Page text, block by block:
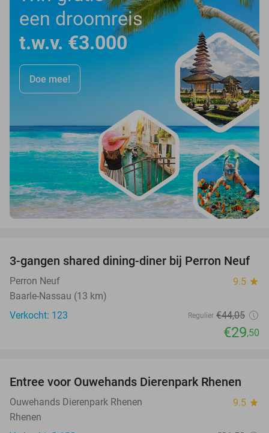
een droomreis
t.w.v. €3.000
Doe mee!
33%
3-gangen shared dining-diner bij Perron Neuf
Perron Neuf 9.5 star
Baarle-Nassau (13 km)
Verkocht: 123
Regulier €44,05
€29,50
19%
Entree voor Ouwehands Dierenpark Rhenen
Ouwehands Dierenpark Rhenen 9.5 star
Rhenen